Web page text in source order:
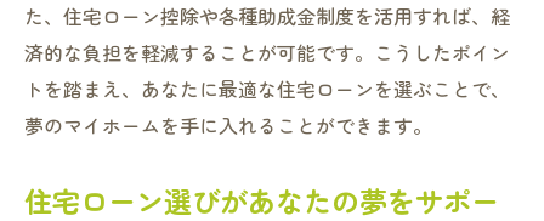
た、住宅ローン控除や各種助成金制度を活用すれば、経
済的な負担を軽減することが可能です。こうしたポイン
トを踏まえ、あなたに最適な住宅ローンを選ぶことで、
夢のマイホームを手に入れることができます。
住宅ローン選びがあなたの夢をサポー